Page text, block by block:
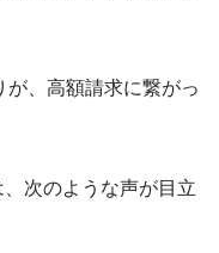
、高額請求に繋がっ
次のような声が目立